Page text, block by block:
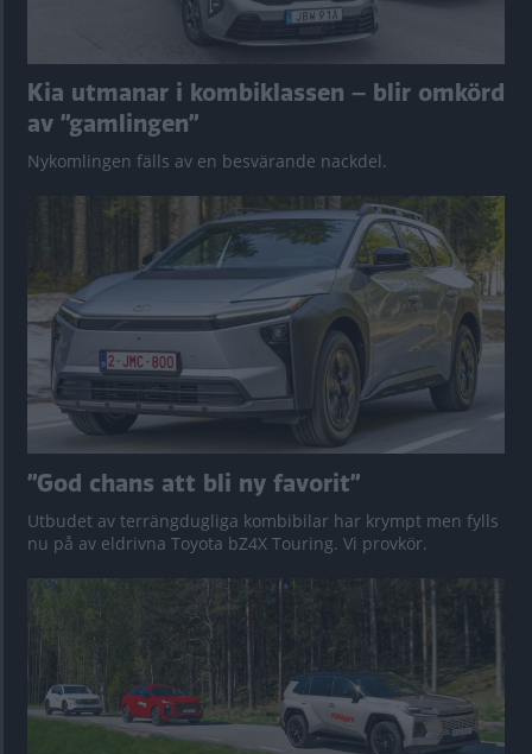
Kia utmanar i kombiklassen – blir omkörd
av ”gamlingen”
Nykomlingen fälls av en besvärande nackdel.
”God chans att bli ny favorit”
Utbudet av terrängdugliga kombibilar har krympt men fylls
nu på av eldrivna Toyota bZ4X Touring. Vi provkör.